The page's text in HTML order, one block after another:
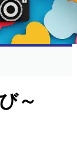
～